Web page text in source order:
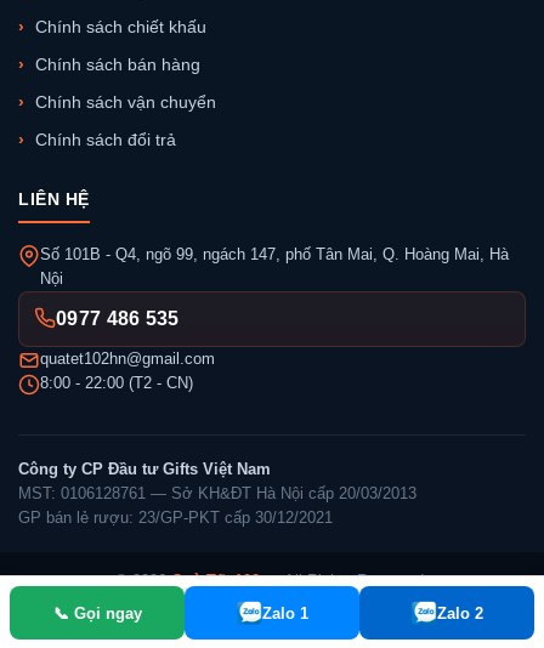
📞 Gọi ngay Zalo 1 Zalo 2
Chính sách chiết khấu
Chính sách bán hàng
Chính sách vận chuyển
Chính sách đổi trả
LIÊN HỆ
Số 101B - Q4, ngõ 99, ngách 147, phố Tân Mai, Q. Hoàng Mai, Hà
Nội
0977 486 535
quatet102hn@gmail.com
8:00 - 22:00 (T2 - CN)
Công ty CP Đầu tư Gifts Việt Nam
MST: 0106128761 — Sở KH&ĐT Hà Nội cấp 20/03/2013
GP bán lẻ rượu: 23/GP-PKT cấp 30/12/2021
© 2026Quà Tết 102— All Rights Reserved.
✓ Đã thông báo Bộ Công Thương